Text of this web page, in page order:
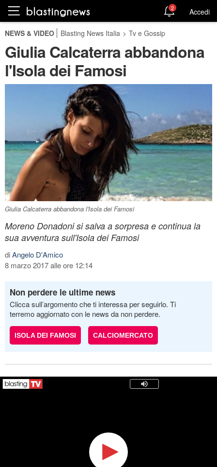
2 Accedi
NEWS & VIDEO Blasting News Italia > Tv e Gossip
Giulia Calcaterra abbandona
l'Isola dei Famosi
Giulia Calcaterra abbandona l'Isola dei Famosi
Moreno Donadoni si salva a sorpresa e continua la
sua avventura sull'Isola dei Famosi
diAngelo D'Amico
8 marzo 2017 alle ore 12:14
Non perdere le ultime news
Clicca sull’argomento che ti interessa per seguirlo. Ti
terremo aggiornato con le news da non perdere.
ISOLA DEI FAMOSI CALCIOMERCATO